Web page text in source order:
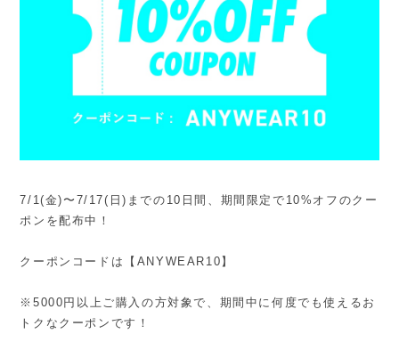
7/1(金)〜7/17(日)までの10日間、期間限定で10%オフのクー
ポンを配布中！
クーポンコードは【ANYWEAR10】
※5000円以上ご購入の方対象で、期間中に何度でも使えるお
トクなクーポンです！